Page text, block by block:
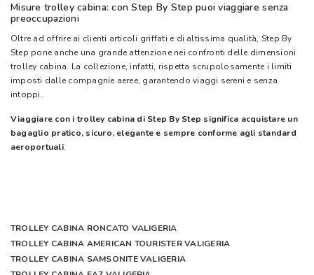
Misure trolley cabina: con Step By Step puoi viaggiare senza
preoccupazioni
Oltre ad offrire ai clienti articoli griffati e di altissima qualità, Step By
Step pone anche una grande attenzione nei confronti delle dimensioni
trolley cabina. La collezione, infatti, rispetta scrupolosamente i limiti
imposti dalle compagnie aeree, garantendo viaggi sereni e senza
intoppi.
Viaggiare con i trolley cabina di Step By Step significa acquistare un
bagaglio pratico, sicuro, elegante e sempre conforme agli standard
aeroportuali.
TROLLEY CABINA RONCATO VALIGERIA
TROLLEY CABINA AMERICAN TOURISTER VALIGERIA
TROLLEY CABINA SAMSONITE VALIGERIA